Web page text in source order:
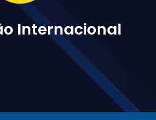
Internacional